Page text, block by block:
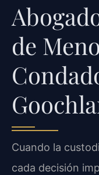
de
Cuando la
cada decisión